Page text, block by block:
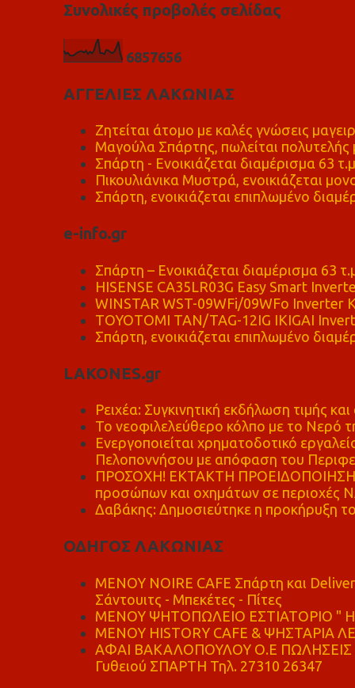
Συνολικές προβολές σελίδας
6857656
ΑΓΓΕΛΙΕΣ ΛΑΚΩΝΙΑΣ
Ζητείται άτομο με καλές γνώσεις
Μαγούλα Σπάρτης, πωλείται πολυτελής
Σπάρτη - Ενοικιάζεται διαμέρισμα 63 τ.μ
Πικουλιάνικα Μυστρά, ενοικιάζεται
Σπάρτη, ενοικιάζεται επιπλωμένο
e-info.gr
Σπάρτη – Ενοικιάζεται διαμέρισμα 63
HISENSE CA35LR03G Easy Smart
WINSTAR WST-09WFi/09WFo Inverter
TOYOTOMI TAN/TAG-12IG IKIGAI
Σπάρτη, ενοικιάζεται επιπλωμένο
LAKONES.gr
Ρειχέα: Συγκινητική εκδήλωση τιμής
Το νεοφιλελεύθερο κόλπο με το Νερό
Ενεργοποιείται χρηματοδοτικό
Πελοποννήσου με απόφαση του
ΠΡΟΣΟΧΗ! ΕΚΤΑΚΤΗ ΠΡΟΕΙΔΟΠΟΙΗΣΗ -
προσώπων και οχημάτων σε περιοχές
Δαβάκης: Δημοσιεύτηκε η προκήρυξη
ΟΔΗΓΟΣ ΛΑΚΩΝΙΑΣ
MENOY NOIRE CAFE Σπάρτη και
Σάντουιτς - Μπεκέτες - Πίτες
ΜΕΝΟΥ ΨΗΤΟΠΩΛΕΙΟ ΕΣΤΙΑΤΟΡΙΟ "
ΜΕΝΟΥ HISTORY CAFE & ΨΗΣΤΑΡΙΑ
ΑΦΑΙ ΒΑΚΑΛΟΠΟΥΛΟΥ Ο.Ε ΠΩΛΗΣΕΙΣ
Γυθειού ΣΠΑΡΤΗ Τηλ. 27310 26347